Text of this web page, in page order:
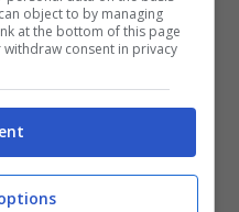
sono stati ospiti di
Mazzola al
Infinity. Entrambi
interessanti
relazione. Zenga
object to by managing
at the bottom of this page
consent in privacy